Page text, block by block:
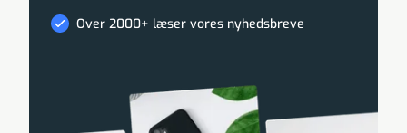
Over 2000+ læser vores nyhedsbreve